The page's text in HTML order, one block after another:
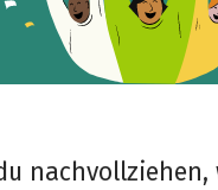
nachvollziehen,